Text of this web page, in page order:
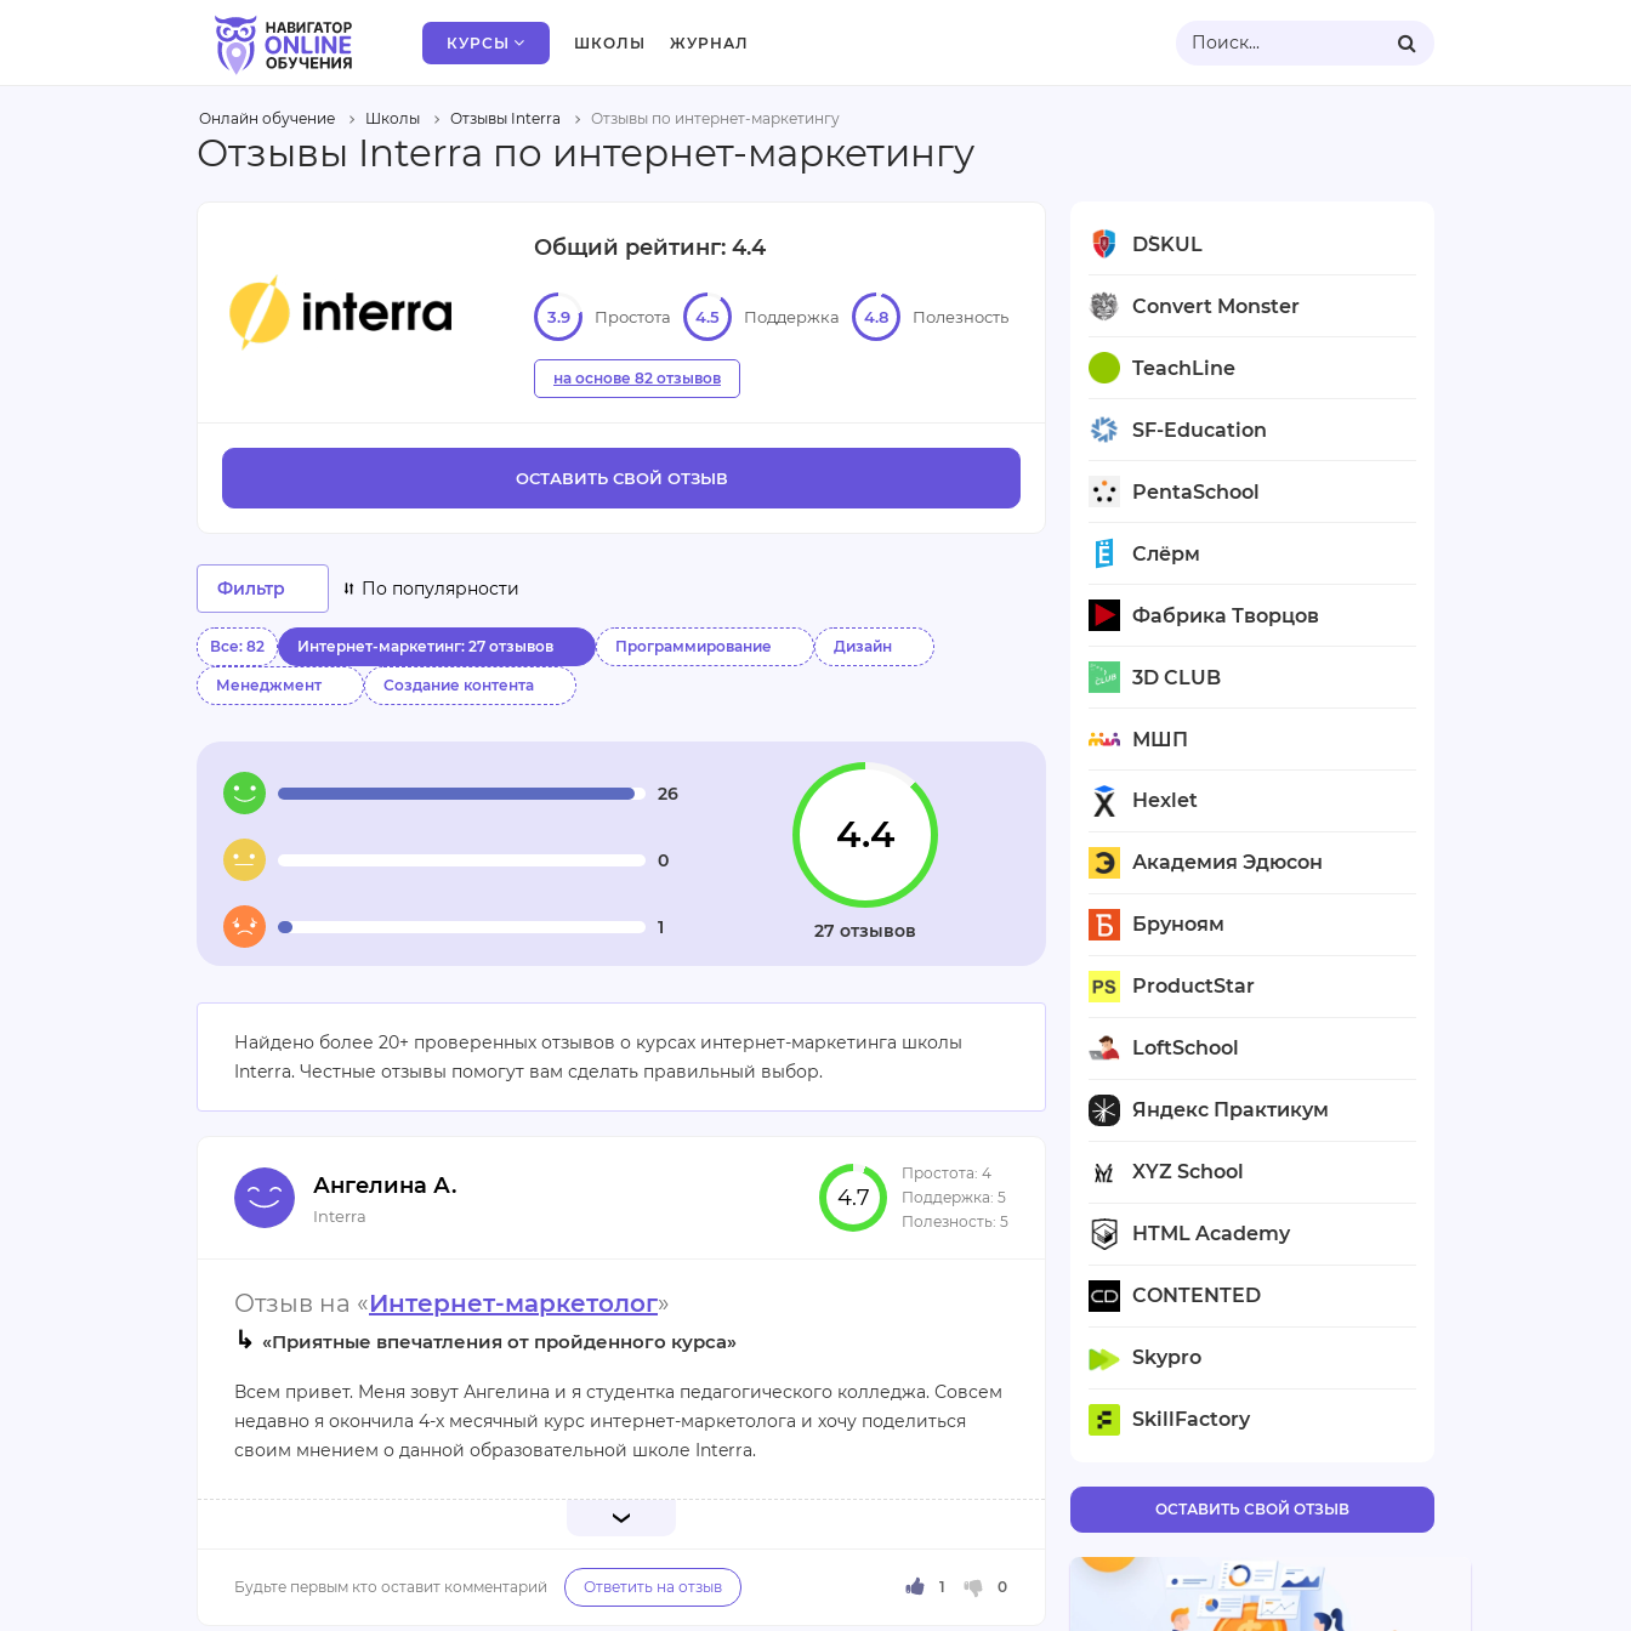
КУРСЫ ШКОЛЫ ЖУРНАЛ Поиск...
Онлайн обучение Школы Отзывы Interra Отзывы по интернет-маркетингу
Отзывы Interra по интернет-маркетингу
Найдено более 20+ проверенных отзывов о курсах интернет-маркетинга школы
Interra. Честные отзывы помогут вам сделать правильный выбор.
Ангелина А.
Interra
4.7
Отзыв на «Интернет-маркетолог»
↳ «Приятные впечатления от пройденного курса»
Всем привет. Меня зовут Ангелина и я студентка педагогического колледжа. Совсем
недавно я окончила 4-х месячный курс интернет-маркетолога и хочу поделиться
своим мнением о данной образовательной школе Interra.
зарабатывать удаленно. Выбрала современную профессию. О данной школе и курсе
узнала из интернета, введя название профессии в поисковик Яндекс. Сразу
Общий рейтинг: 4.4
3.9 Простота 4.5 Поддержка 4.8 Полезность
на основе 82 отзывов
ОСТАВИТЬ СВОЙ ОТЗЫВ
Фильтр По популярности
Все: 82 Интернет-маркетинг: 27 отзывов Программирование Дизайн
Менеджмент Создание контента
26
0
1
4.4
27 отзывов
D`SKUL
Convert Monster
TeachLine
SF-Education
PentaSchool
Слёрм
Фабрика Творцов
3D CLUB
МШП
Hexlet
Академия Эдюсон
Бруноям
ProductStar
LoftSchool
Яндекс Практикум
XYZ School
HTML Academy
CONTENTED
Skypro
SkillFactory
ОСТАВИТЬ СВОЙ ОТЗЫВ